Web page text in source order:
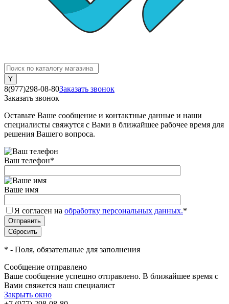
8(977)298-08-80Заказать звонок
Заказать звонок
Оставьте Ваше сообщение и контактные данные и наши
специалисты свяжутся с Вами в ближайшее рабочее время для
решения Вашего вопроса.
Ваш телефон*
Ваше имя
Я согласен на обработку персональных данных.*
* - Поля, обязательные для заполнения
Сообщение отправлено
Ваше сообщение успешно отправлено. В ближайшее время с
Вами свяжется наш специалист
Закрыть окно